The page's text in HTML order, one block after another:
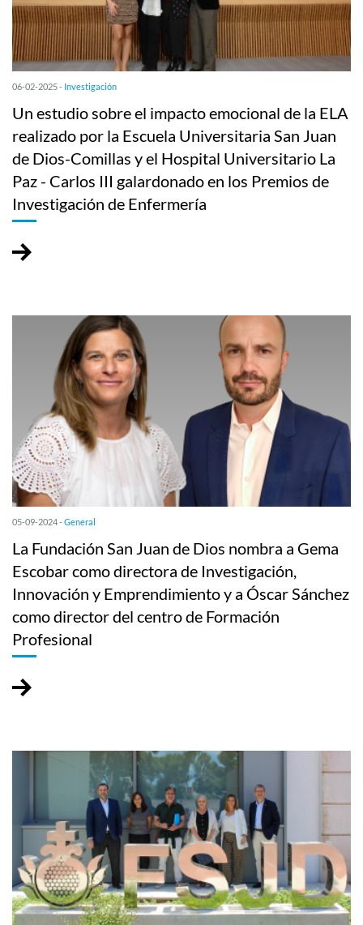
06-02-2025 - Investigación
Un estudio sobre el impacto emocional de la ELA
realizado por la Escuela Universitaria San Juan
de Dios-Comillas y el Hospital Universitario La
Paz - Carlos III galardonado en los Premios de
Investigación de Enfermería
05-09-2024 -General
La Fundación San Juan de Dios nombra a Gema
Escobar como directora de Investigación,
Innovación y Emprendimiento y a Óscar Sánchez
como director del centro de Formación
Profesional